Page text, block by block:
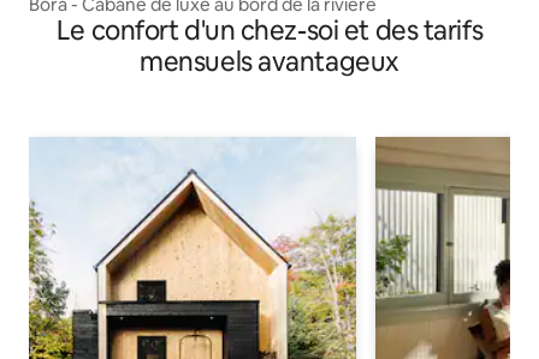
Le confort d'un chez-soi et des tarifs
mensuels avantageux